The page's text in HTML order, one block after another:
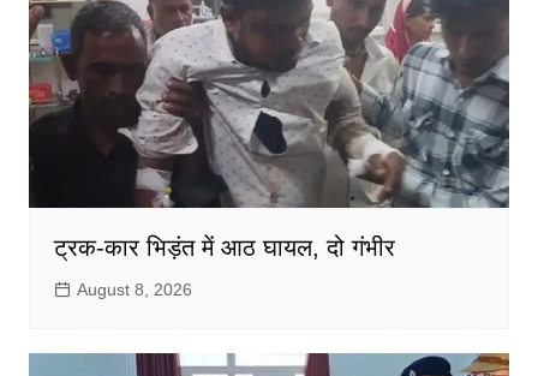
ट्रक-कार भिड़ंत में आठ घायल, दो गंभीर
August 8, 2026